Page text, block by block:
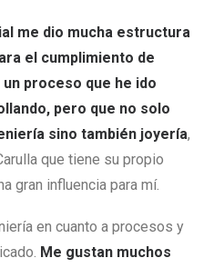
me dio mucha estructura
el cumplimiento de
proceso que he ido
pero que no solo
sino también joyería,
que tiene su propio
gran influencia para mí.
en cuanto a procesos y
Me gustan muchos